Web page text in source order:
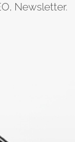
Newsletter.